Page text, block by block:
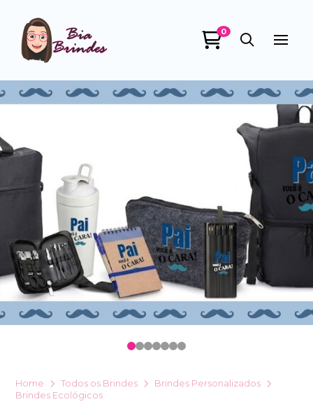
0
01 23456
Home Todos os Brindes
Brindes Personalizados
Brindes Ecológicos
Bia Brindes
+55
de marketing. Você pode alterar suas preferências a
qualquer momento.